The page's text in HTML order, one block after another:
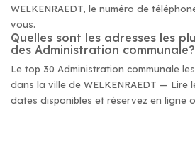
WELKENRAEDT, le numéro de
vous.
Quelles sont les adresses les
des Administration communale?
Le top 30 Administration communale
dans la ville de WELKENRAEDT — Lire
dates disponibles et réservez en ligne